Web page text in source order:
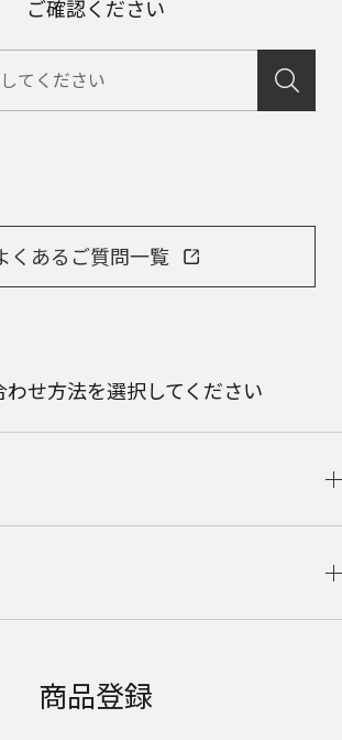
ご確認ください
くあるご質問一覧
わせ方法を選択してください
商品登録